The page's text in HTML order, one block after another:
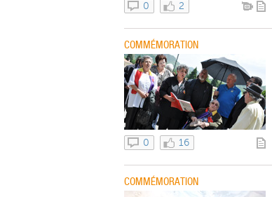
0 2
COMMÉMORATION
0 16
COMMÉMORATION